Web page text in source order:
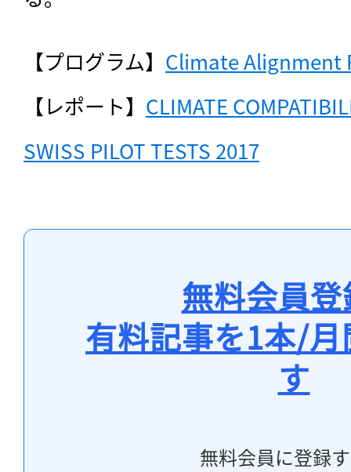
【プログラム】 Climate Alignment
【レポート】 CLIMATE
SWISS PILOT TESTS 2017
無料会員
有料記事を1本/
す
無料会員に登録